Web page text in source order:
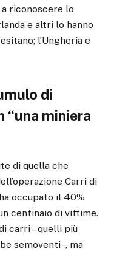
a riconoscere lo
e altri lo hanno
l’Ungheria e
di
“una miniera
di quella che
Carri di
occupato il 40%
centinaio di vittime.
carri – quelli più
semoventi -, ma